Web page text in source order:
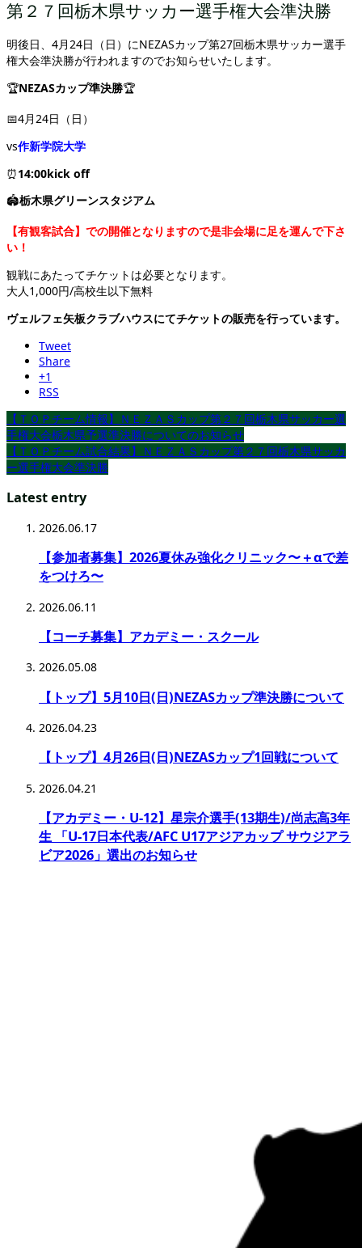
第２７回栃木県サッカー選手権大会準決勝
明後日、4月24日（日）にNEZASカップ第27回栃木県サッカー選手
権大会準決勝が行われますのでお知らせいたします。
🏆NEZASカップ準決勝🏆
📅4月24日（日）
vs作新学院大学
⏰14:00kick off
🏟栃木県グリーンスタジアム
【有観客試合】での開催となりますので是非会場に足を運んで下さ
い！
観戦にあたってチケットは必要となります。
大人1,000円/高校生以下無料
ヴェルフェ矢板クラブハウスにてチケットの販売を行っています。
Tweet
Share
+1
RSS
【ＴＯＰチーム情報】ＮＥＺＡＳカップ第２７回栃木県サッカー選
手権大会栃木県予選準決勝についてのお知らせ
【ＴＯＰチーム試合結果】ＮＥＺＡＳカップ第２７回栃木県サッカ
ー選手権大会準決勝
Latest entry
2026.06.17
【参加者募集】2026夏休み強化クリニック〜＋αで差
をつけろ〜
2026.06.11
【コーチ募集】アカデミー・スクール
2026.05.08
【トップ】5月10日(日)NEZASカップ準決勝について
2026.04.23
【トップ】4月26日(日)NEZASカップ1回戦について
2026.04.21
【アカデミー・U-12】星宗介選手(13期生)/尚志高3年
生 「U-17日本代表/AFC U17アジアカップ サウジアラ
ビア2026」選出のお知らせ